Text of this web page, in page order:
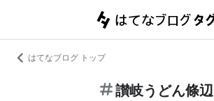
はてなブログ トップ
讃岐うどん條辺